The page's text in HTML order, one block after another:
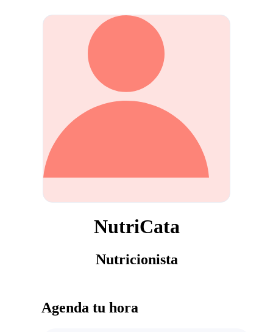
NutriCata
Nutricionista
Agenda tu hora